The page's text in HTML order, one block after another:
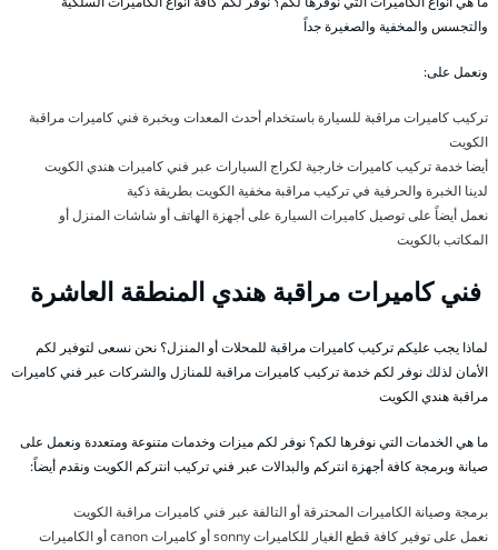
والتجسس والمخفية والصغيرة جداً
ونعمل على:
تركيب كاميرات مراقبة للسيارة باستخدام أحدث المعدات وبخبرة فني كاميرات مراقبة
الكويت
أيضا خدمة تركيب كاميرات خارجية لكراج السيارات عبر فني كاميرات هندي الكويت
لدينا الخبرة والحرفية في تركيب مراقبة مخفية الكويت بطريقة ذكية
نعمل أيضاً على توصيل كاميرات السيارة على أجهزة الهاتف أو شاشات المنزل أو
المكاتب بالكويت
فني كاميرات مراقبة هندي المنطقة العاشرة
لماذا يجب عليكم تركيب كاميرات مراقبة للمحلات أو المنزل؟ نحن نسعى لتوفير لكم
الأمان لذلك نوفر لكم خدمة تركيب كاميرات مراقبة للمنازل والشركات عبر فني كاميرات
مراقبة هندي الكويت
ما هي الخدمات التي نوفرها لكم؟ نوفر لكم ميزات وخدمات متنوعة ومتعددة ونعمل على
صيانة وبرمجة كافة أجهزة انتركم والبدالات عبر فني تركيب انتركم الكويت ونقدم أيضاً:
برمجة وصيانة الكاميرات المحترقة أو التالفة عبر فني كاميرات مراقبة الكويت
نعمل على توفير كافة قطع الغيار للكاميرات sonny أو كاميرات canon أو الكاميرات